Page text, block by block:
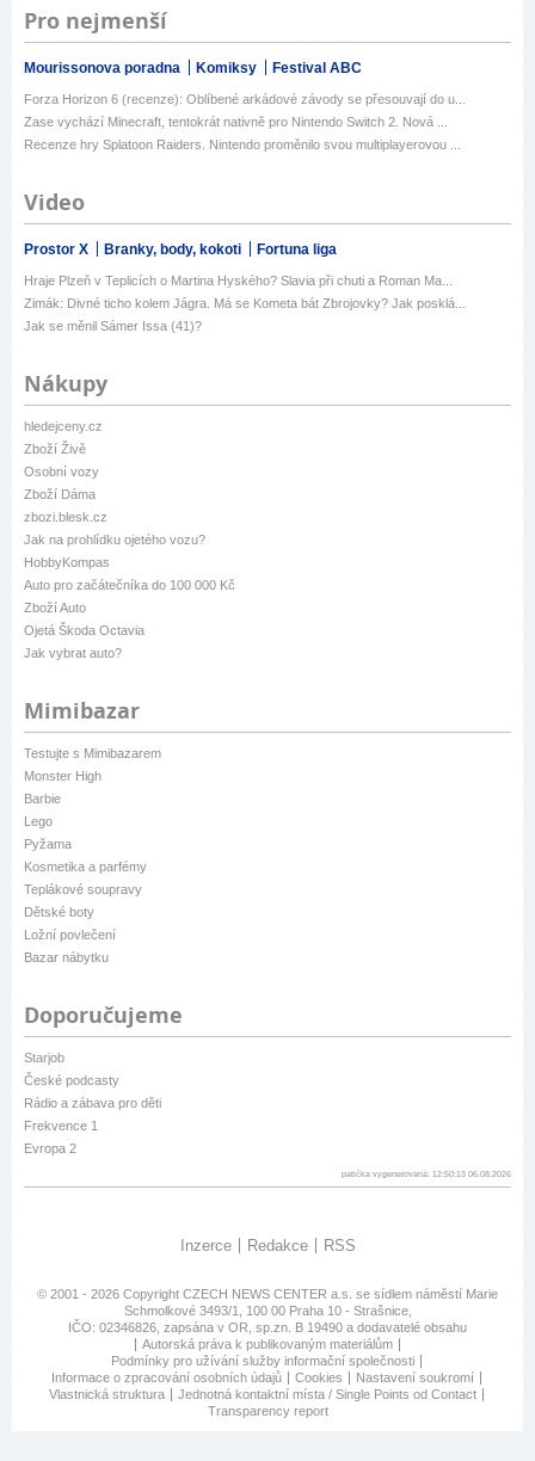
Pro nejmenší
Mourissonova poradna Komiksy Festival ABC
Forza Horizon 6 (recenze): Oblíbené arkádové závody se přesouvají do u...
Zase vychází Minecraft, tentokrát nativně pro Nintendo Switch 2. Nová ...
Recenze hry Splatoon Raiders. Nintendo proměnilo svou multiplayerovou ...
Video
Prostor X Branky, body, kokoti Fortuna liga
Hraje Plzeň v Teplicích o Martina Hyského? Slavia při chuti a Roman Ma...
Zimák: Divné ticho kolem Jágra. Má se Kometa bát Zbrojovky? Jak posklá...
Jak se měnil Sámer Issa (41)?
Nákupy
hledejceny.cz
Zboží Živě
Osobní vozy
Zboží Dáma
zbozi.blesk.cz
Jak na prohlídku ojetého vozu?
HobbyKompas
Auto pro začátečníka do 100 000 Kč
Zboží Auto
Ojetá Škoda Octavia
Jak vybrat auto?
Mimibazar
Testujte s Mimibazarem
Monster High
Barbie
Lego
Pyžama
Kosmetika a parfémy
Teplákové soupravy
Dětské boty
Ložní povlečení
Bazar nábytku
Doporučujeme
Starjob
České podcasty
Rádio a zábava pro děti
Frekvence 1
Evropa 2
patička vygenerovaná: 12:50:13 06.08.2026
Inzerce Redakce RSS
© 2001 - 2026 Copyright CZECH NEWS CENTER a.s. se sídlem náměstí Marie
Schmolkové 3493/1, 100 00 Praha 10 - Strašnice,
IČO: 02346826, zapsána v OR, sp.zn. B 19490 a dodavatelé obsahu
Autorská práva k publikovaným materiálům
Podmínky pro užívání služby informační společnosti
Informace o zpracování osobních údajů
Cookies
Nastavení soukromí
Vlastnická struktura
Jednotná kontaktní místa / Single Points od Contact
Transparency report